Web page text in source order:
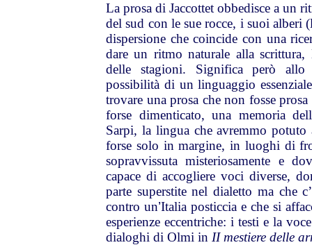
La prosa di Jaccottet obbedisce a un
del sud con le sue rocce, i suoi
dispersione che coincide con una
dare un ritmo naturale alla
delle stagioni. Significa però allo
possibilità di un linguaggio
trovare una prosa che non fosse prosa
forse dimenticato, una memoria dell
Sarpi, la lingua che avremmo potuto
forse solo in margine, in luoghi di
sopravvissuta misteriosamente e
capace di accogliere voci diverse,
parte superstite nel dialetto ma che
contro un’Italia posticcia e che si
esperienze eccentriche: i testi e la
dialoghi di Olmi in II mestiere delle